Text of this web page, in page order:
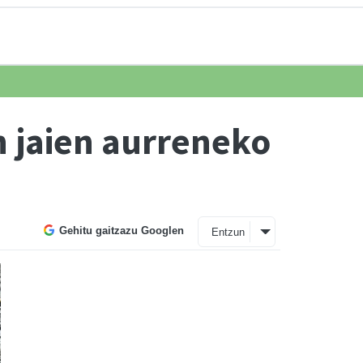
jaien aurreneko
Gehitu gaitzazu Googlen Entzun